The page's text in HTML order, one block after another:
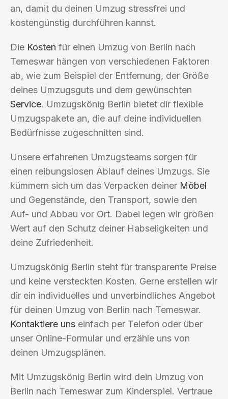
an, damit du deinen Umzug stressfrei und
kostengünstig durchführen kannst.
Die Kosten für einen Umzug von Berlin nach
Temeswar hängen von verschiedenen Faktoren
ab, wie zum Beispiel der Entfernung, der Größe
deines Umzugsguts und dem gewünschten
Service. Umzugskönig Berlin bietet dir flexible
Umzugspakete an, die auf deine individuellen
Bedürfnisse zugeschnitten sind.
Unsere erfahrenen Umzugsteams sorgen für
einen reibungslosen Ablauf deines Umzugs. Sie
kümmern sich um das Verpacken deiner Möbel
und Gegenstände, den Transport, sowie den
Auf- und Abbau vor Ort. Dabei legen wir großen
Wert auf den Schutz deiner Habseligkeiten und
deine Zufriedenheit.
Umzugskönig Berlin steht für transparente Preise
und keine versteckten Kosten. Gerne erstellen wir
dir ein individuelles und unverbindliches Angebot
für deinen Umzug von Berlin nach Temeswar.
Kontaktiere uns einfach per Telefon oder über
unser Online-Formular und erzähle uns von
deinen Umzugsplänen.
Mit Umzugskönig Berlin wird dein Umzug von
Berlin nach Temeswar zum Kinderspiel. Vertraue